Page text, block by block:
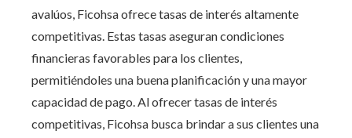
avalúos, Ficohsa ofrece tasas de interés altamente
competitivas. Estas tasas aseguran condiciones
financieras favorables para los clientes,
permitiéndoles una buena planificación y una mayor
capacidad de pago. Al ofrecer tasas de interés
competitivas, Ficohsa busca brindar a sus clientes una